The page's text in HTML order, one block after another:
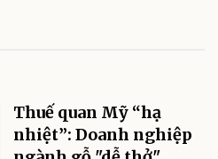
Thuế quan Mỹ “hạ
nhiệt”: Doanh nghiệp